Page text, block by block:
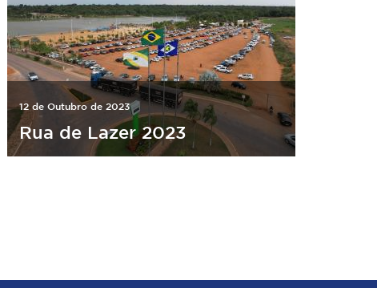
12 de Outubro de 2023
Rua de Lazer 2023